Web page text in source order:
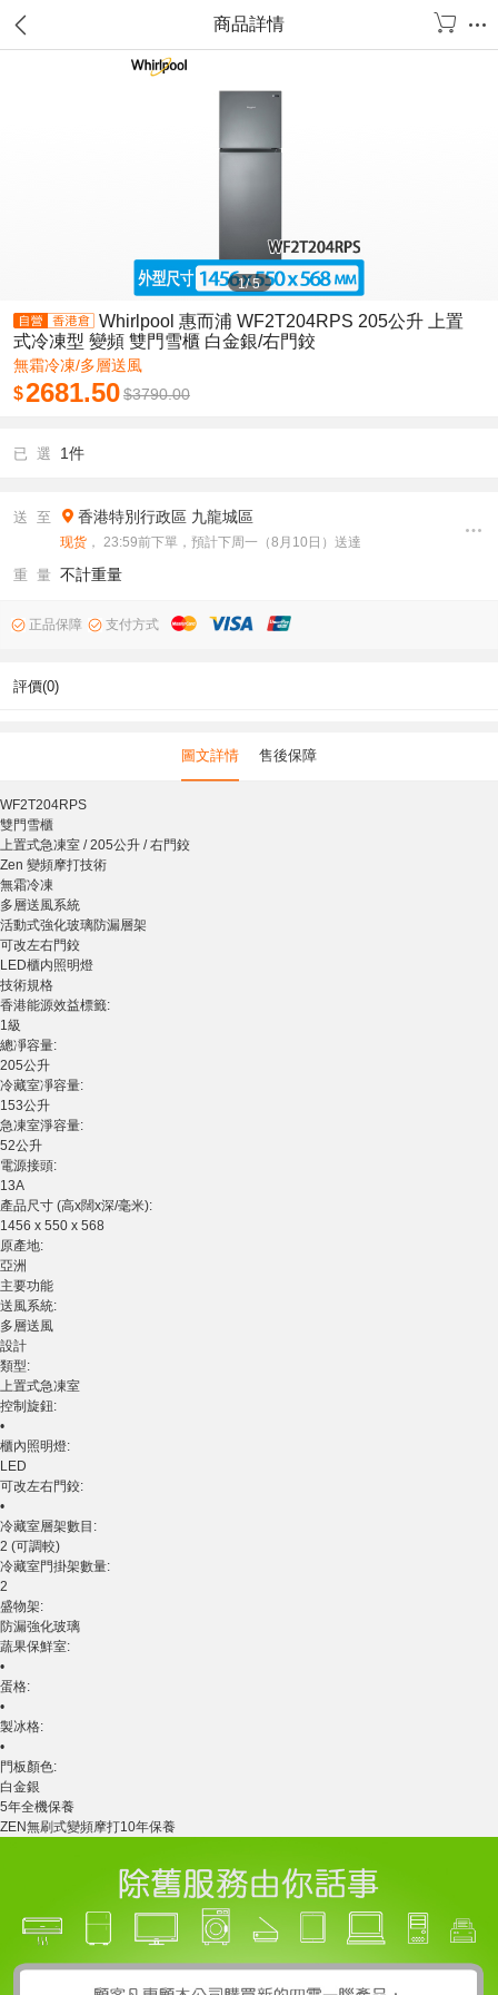
商品詳情
1/5
Whirlpool 惠而浦 WF2T204RPS 205公升 上置
式冷凍型 變頻 雙門雪櫃 白金銀/右門鉸
無霜冷凍/多層送風
$2681.50$3790.00
已 選 1件
送 至 香港特別行政區 九龍城區
现货 ， 23:59前下單，預計下周一（8月10日）送達
重 量 不計重量
正品保障 支付方式
評價(0)
圖文詳情 售後保障
WF2T204RPS
雙門雪櫃
上置式急凍室 / 205公升 / 右門鉸
Zen 變頻摩打技術
無霜冷凍
多層送風系統
活動式強化玻璃防漏層架
可改左右門鉸
LED櫃内照明燈
技術規格
香港能源效益標籤:
1級
總凈容量:
205公升
冷藏室凈容量:
153公升
急凍室淨容量:
52公升
電源接頭:
13A
產品尺寸 (高x闊x深/毫米):
1456 x 550 x 568
原產地:
亞洲
主要功能
送風系統:
多層送風
設計
類型:
上置式急凍室
控制旋鈕:
•
櫃內照明燈:
LED
可改左右門鉸:
•
冷藏室層架數目:
2 (可調較)
冷藏室門掛架數量:
2
盛物架:
防漏強化玻璃
蔬果保鮮室:
•
蛋格:
•
製冰格:
•
門板顏色:
白金銀
5年全機保養
ZEN無刷式變頻摩打10年保養